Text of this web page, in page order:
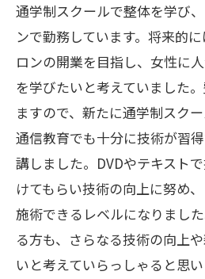
通学制スクールで整体を学び
ンで勤務しています。将来的
ロンの開業を目指し、女性に
を学びたいと考えていました
ますので、新たに通学制スク
通信教育でも十分に技術が習
講しました。DVDやテキスト
けてもらい技術の向上に努め
施術できるレベルになりまし
る方も、さらなる技術の向上
いと考えていらっしゃると思